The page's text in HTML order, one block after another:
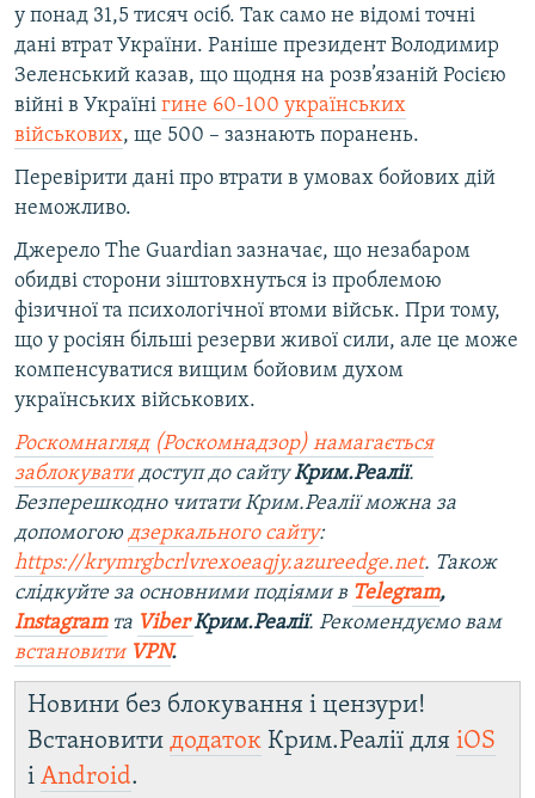
у понад 31,5 тисяч осіб. Так само не відомі точні
дані втрат України. Раніше президент Володимир
Зеленський казав, що щодня на розв’язаній Росією
війні в Україні гине 60-100 українських
військових, ще 500 – зазнають поранень.
Перевірити дані про втрати в умовах бойових дій
неможливо.
Джерело The Guardian зазначає, що незабаром
обидві сторони зіштовхнуться із проблемою
фізичної та психологічної втоми військ. При тому,
що у росіян більші резерви живої сили, але це може
компенсуватися вищим бойовим духом
українських військових.
Роскомнагляд (Роскомнадзор) намагається
заблокуватидоступ до сайтуКрим.Реалії.
Безперешкодно читати Крим.Реалії можна за
допомогою дзеркального сайту:
https://krymrgbcrlvrexoeaqjy.azureedge.net. Також
слідкуйте за основними подіями в Telegram,
Instagramта ViberКрим.Реалії. Рекомендуємо вам
встановити VPN.
Новини без блокування і цензури!
Встановити додаток Крим.Реалії для iOS
і Android.